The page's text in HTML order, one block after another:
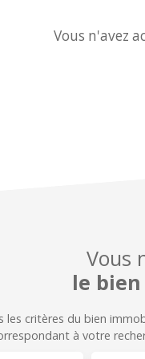
Vous n'avez
Vous
le bien
les critères du bien
à votre